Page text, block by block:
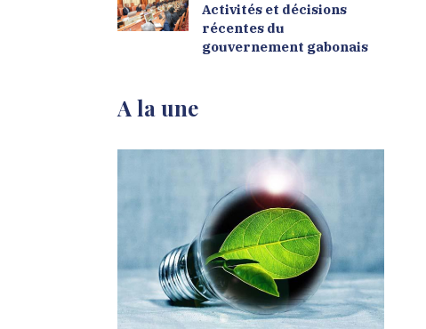
Activités et décisions
récentes du
gouvernement gabonais
A la une